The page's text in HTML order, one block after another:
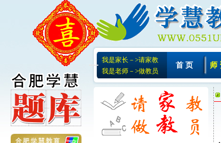
我是家长－>请家教
我是老师－>做教员
首 页 师